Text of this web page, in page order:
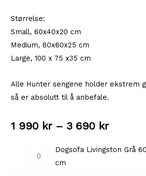
Størrelse:
Small, 60x40x20 cm
Medium, 80x60x25 cm
Large, 100 x 75 x35 cm
Alle Hunter sengene holder ekstrem
så er absolutt til å anbefale.
1 990 kr – 3 690 kr
1
Dogsofa
Dogsofa Livingston Grå
cm